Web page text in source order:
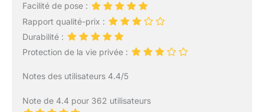
Facilité de pose :
Rapport qualité-prix :
Durabilité :
Protection de la vie privée :
Notes des utilisateurs 4.4/5
Note de 4.4 pour 362 utilisateurs